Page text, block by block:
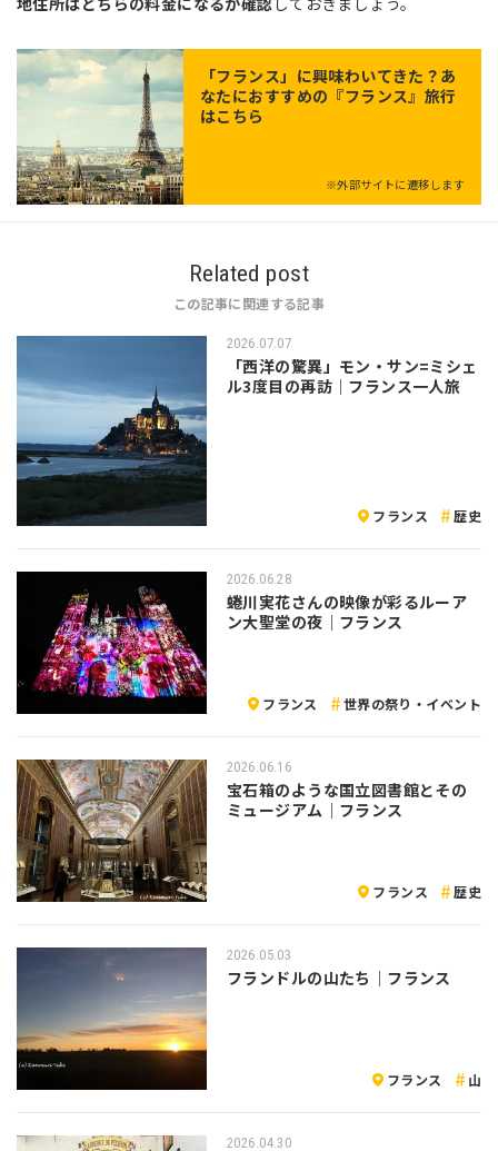
「フランス」に興味わいてきた？あ
なたにおすすめの『フランス』旅行
はこちら
※外部サイトに遷移します
Related post
この記事に関連する記事
2026.07.07
「西洋の驚異」モン・サン=ミシェ
ル3度目の再訪｜フランス一人旅
フランス 歴史
2026.06.28
蜷川実花さんの映像が彩るルーア
ン大聖堂の夜｜フランス
フランス 世界の祭り・イベント
2026.06.16
宝石箱のような国立図書館とその
ミュージアム｜フランス
フランス 歴史
2026.05.03
フランドルの山たち｜フランス
フランス 山
2026.04.30